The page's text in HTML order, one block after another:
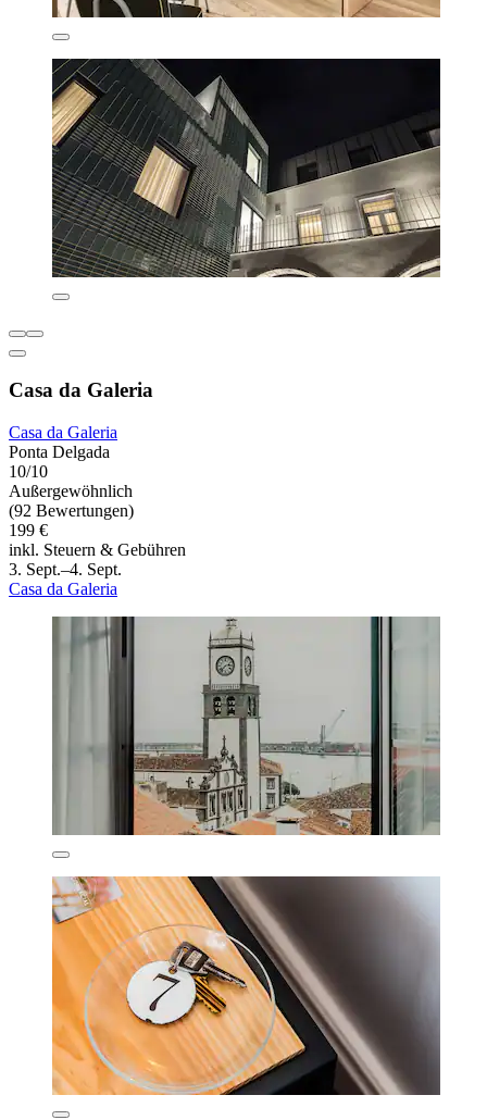
Casa da Galeria
Casa da Galeria
Ponta Delgada
10/10
Außergewöhnlich
(92 Bewertungen)
199 €
inkl. Steuern & Gebühren
3. Sept.–4. Sept.
Casa da Galeria